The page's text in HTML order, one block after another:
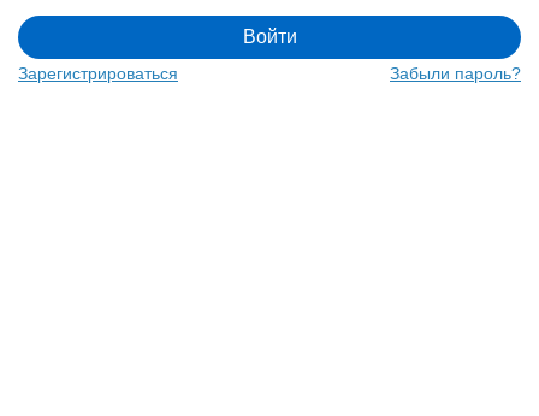
Войти
Зарегистрироваться Забыли пароль?